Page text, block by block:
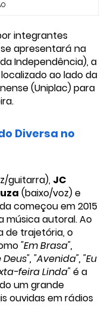
integrantes
apresentará na
Independência), a
ao lado da
(Uniplac) para
Diversa no
guitarra), JC
(baixo/voz) e
começou em 2015
música autoral. Ao
de trajetória, o
"Em Brasa",
"Avenida", "Eu
feira Linda"é a
um grande
ouvidas em rádios